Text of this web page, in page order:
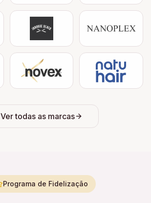
Ver todas as marcas
Programa de Fidelização